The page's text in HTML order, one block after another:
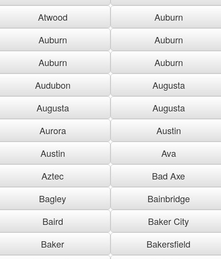
Atwood
Auburn
Auburn
Auburn
Auburn
Auburn
Audubon
Augusta
Augusta
Augusta
Aurora
Austin
Austin
Ava
Aztec
Bad Axe
Bagley
Bainbridge
Baird
Baker City
Baker
Bakersfield